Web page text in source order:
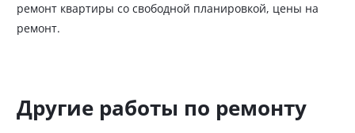
ремонт квартиры со свободной планировкой, цены на
ремонт.
Другие работы по ремонту